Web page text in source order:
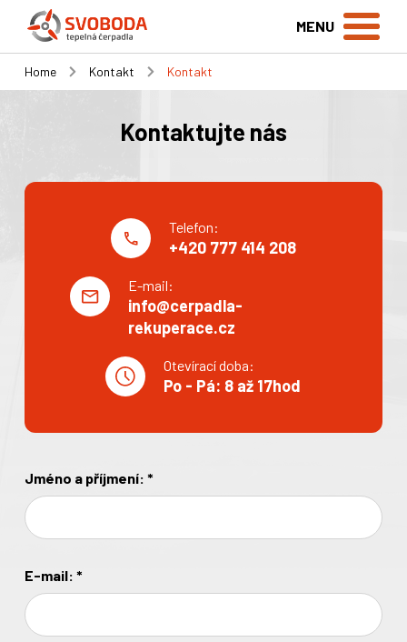
MENU
Home Kontakt Kontakt
Kontaktujte nás
Telefon:
+420 777 414 208
E-mail:
info@cerpadla-
rekuperace.cz
Otevírací doba:
Po - Pá: 8 až 17hod
Jméno a příjmení: *
E-mail: *